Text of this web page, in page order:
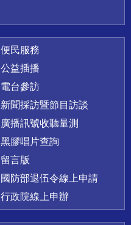
便民服務
公益插播
電台參訪
新聞採訪暨節目訪談
廣播訊號收聽量測
黑膠唱片查詢
留言版
國防部退伍令線上申請
行政院線上申辦